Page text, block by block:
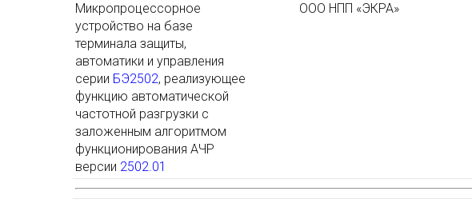
Микропроцессорное
устройство на базе
терминала защиты,
автоматики и управления
серии БЭ2502, реализующее
функцию автоматической
частотной разгрузки с
заложенным алгоритмом
функционирования АЧР
версии 2502.01
ООО НПП «ЭКРА»